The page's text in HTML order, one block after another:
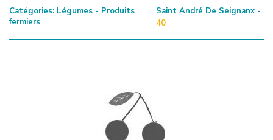
Catégories: Légumes - Produits
fermiers
Saint André De Seignanx -
40